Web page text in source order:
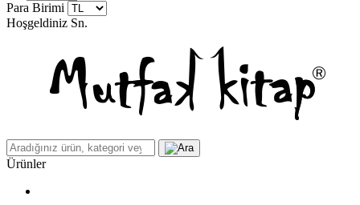
Para Birimi
Hoşgeldiniz Sn.
Ürünler